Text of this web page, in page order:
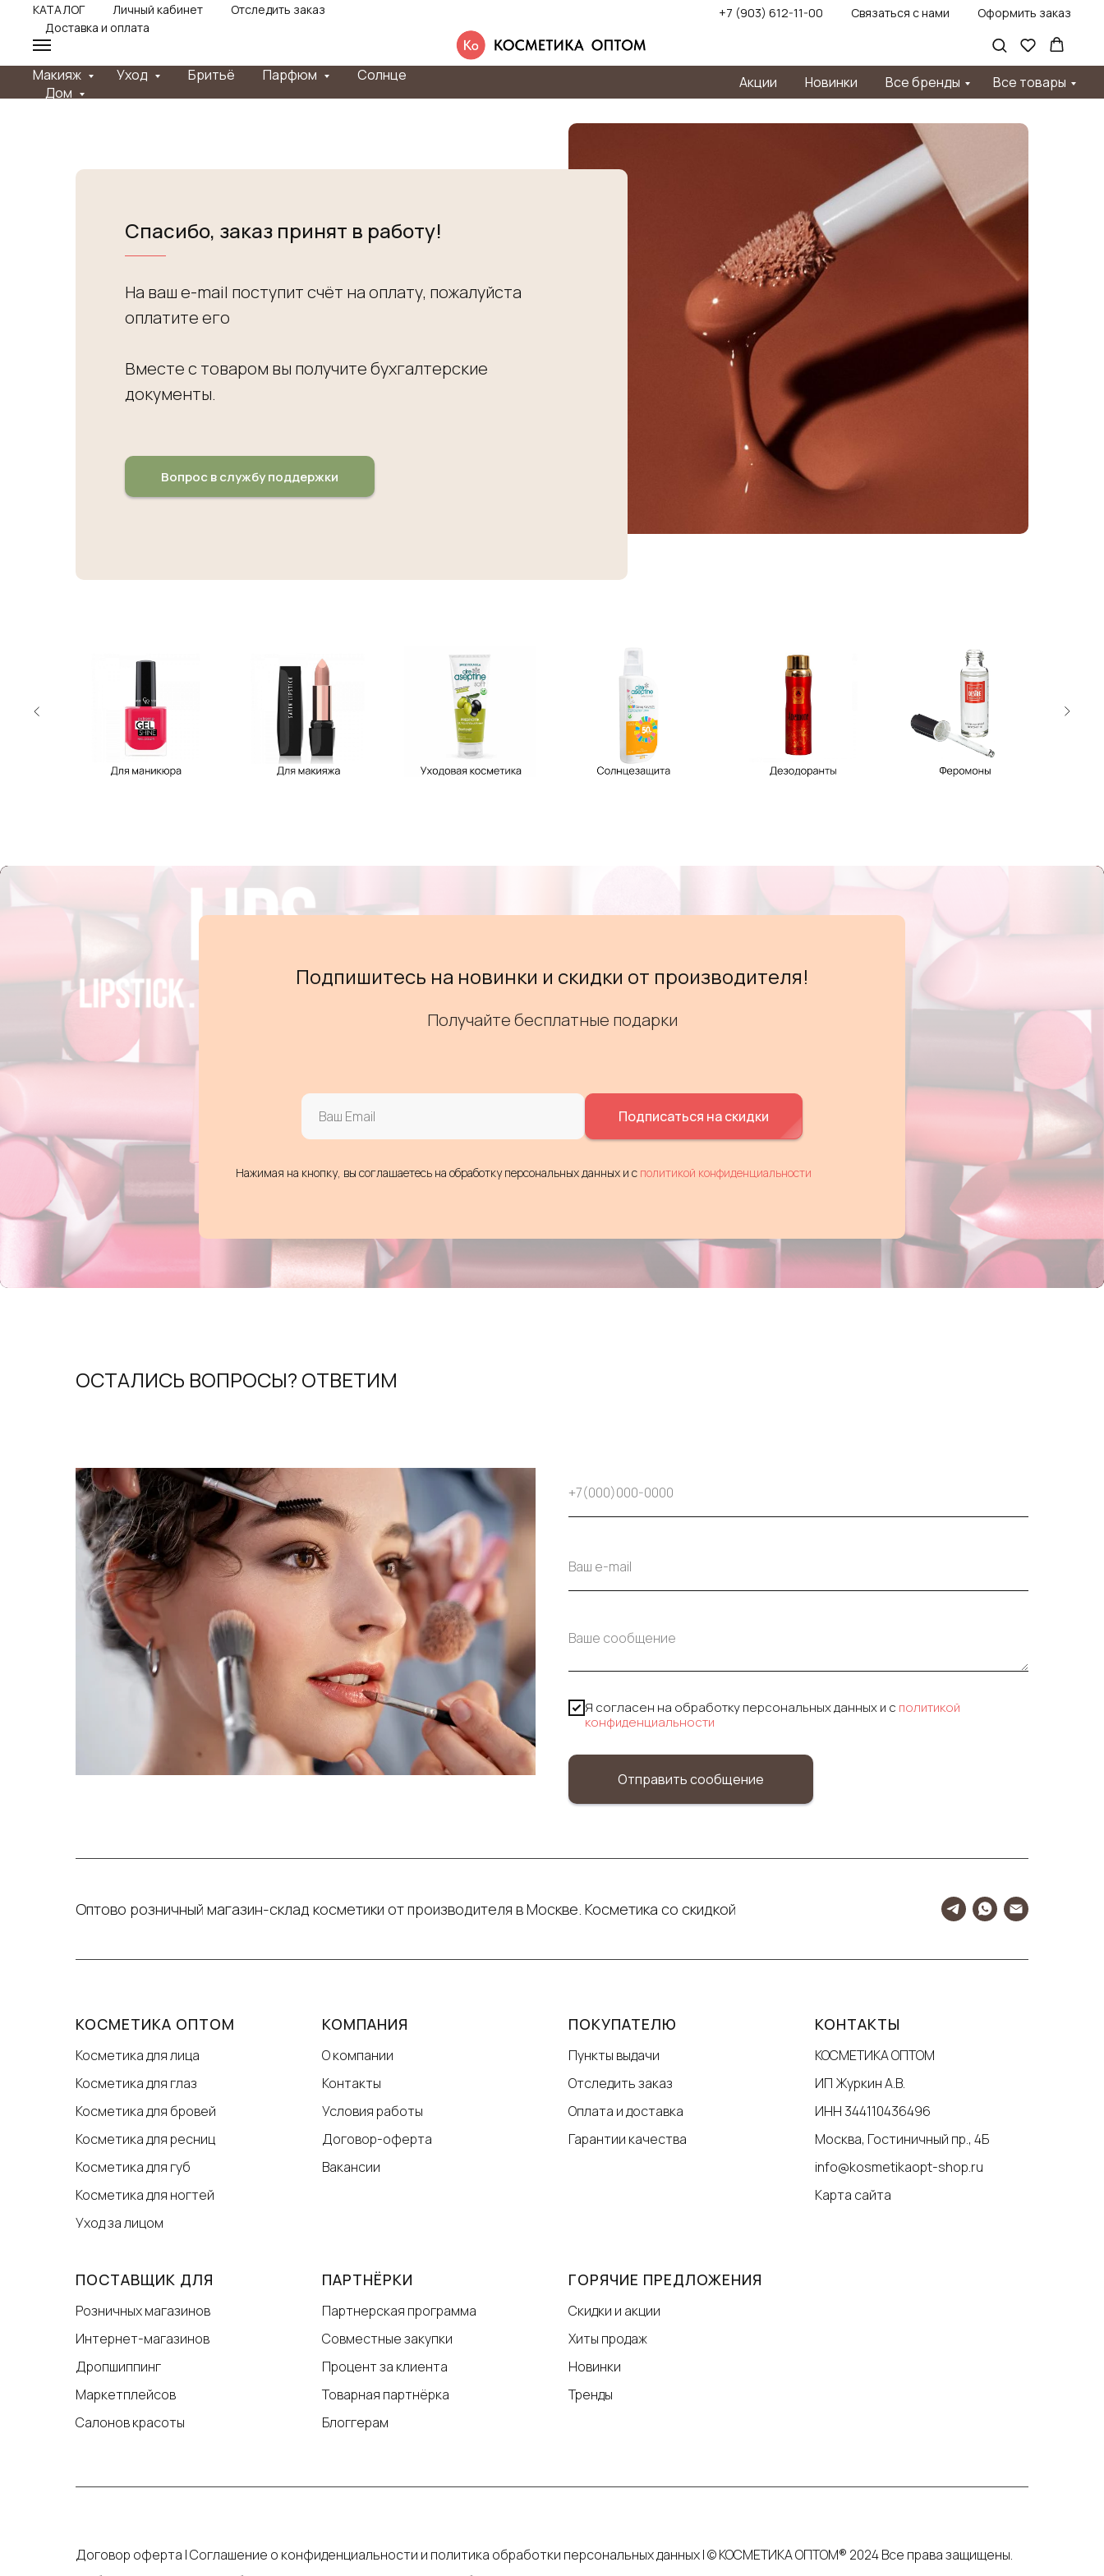
КАТАЛОГ Личный кабинет
Отследить заказ
Доставка и оплата
+7 (903) 612-11-00 Связаться с нами Оформить заказ
Макияж Уход Бритьё Парфюм
Солнце
Дом
Акции Новинки Все бренды Все товары
Спасибо, заказ принят в работу!
На ваш e-mail поступит счёт на оплату, пожалуйста
оплатите его
Вместе с товаром вы получите бухгалтерские
документы.
Вопрос в службу поддержки
Подпишитесь на новинки и скидки от производителя!
Получайте бесплатные подарки
Подписаться на скидки
Нажимая на кнопку, вы соглашаетесь на обработку персональных данных и c политикой конфиденциальности
ОСТАЛИСЬ ВОПРОСЫ? ОТВЕТИМ
Я согласен на обработку персональных данных и c политикой
конфиденциальности
Отправить сообщение
Оптово розничный магазин-склад косметики от производителя в Москве. Косметика со скидкой
КОСМЕТИКА ОПТОМ
Косметика для лица
Косметика для глаз
Косметика для бровей
Косметика для ресниц
Косметика для губ
Косметика для ногтей
Уход за лицом
КОМПАНИЯ
О компании
Контакты
Условия работы
Договор-оферта
Вакансии
ПОКУПАТЕЛЮ
Пункты выдачи
Отследить заказ
Оплата и доставка
Гарантии качества
КОНТАКТЫ
КОСМЕТИКА ОПТОМ
ИП Журкин А.В.
ИНН 344110436496
Москва, Гостиничный пр., 4Б
info@kosmetikaopt-shop.ru
Карта сайта
ПОСТАВЩИК ДЛЯ
Розничных магазинов
Интернет-магазинов
Дропшиппинг
Маркетплейсов
Салонов красоты
ПАРТНЁРКИ
Партнерская программа
Совместные закупки
Процент за клиента
Товарная партнёрка
Блоггерам
ГОРЯЧИЕ ПРЕДЛОЖЕНИЯ
Скидки и акции
Хиты продаж
Новинки
Тренды
Договор оферта |Соглашение о конфиденциальности и политика обработки персональных данных|© КОСМЕТИКА ОПТОМ® 2024 Все права защищены.